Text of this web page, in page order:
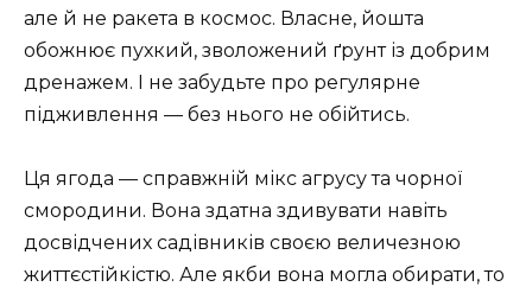
але й не ракета в космос. Власне, йошта
обожнює пухкий, зволожений ґрунт із добрим
дренажем. І не забудьте про регулярне
підживлення — без нього не обійтись.
Ця ягода — справжній мікс агрусу та чорної
смородини. Вона здатна здивувати навіть
досвідчених садівників своєю величезною
життєстійкістю. Але якби вона могла обирати, то